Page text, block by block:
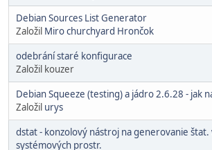
Debian Sources List Generator
Založil Miro churchyard Hrončok
odebrání staré konfigurace
Založil kouzer
Debian Squeeze (testing) a jádro 2.6.28 - jak
Založil urys
dstat - konzolový nástroj na generovanie štat.
systémových prostr.